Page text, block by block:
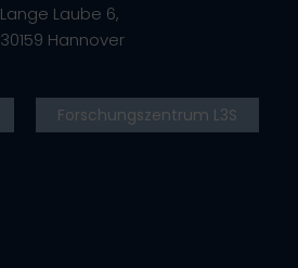
Lange Laube 6,
30159 Hannover
Forschungszentrum L3S